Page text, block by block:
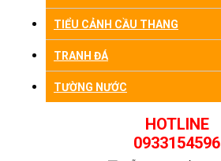
TIỂU CẢNH CẦU THANG
TRANH ĐÁ
TƯỜNG NƯỚC
HOTLINE
0933154596